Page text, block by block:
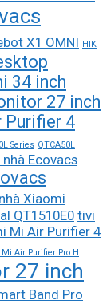
X1 OMNI HIK
34 inch
27 inch
Purifier 4
Series QTCA50L
Ecovacs
Xiaomi
QT1510E0 tivi
Mi Air Purifier 4
Air Purifier Pro H
27 inch
Band Pro